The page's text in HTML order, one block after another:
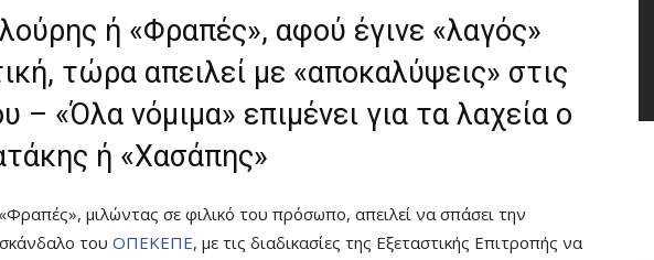
ή «Φραπές», αφού έγινε «λαγός»
τώρα απειλεί με «αποκαλύψεις» στις
– «Όλα νόμιμα» επιμένει για τα λαχεία ο
ή «Χασάπης»
μιλώντας σε φιλικό του πρόσωπο, απειλεί να σπάσει την
του ΟΠΕΚΕΠΕ, με τις διαδικασίες της Εξεταστικής Επιτροπής να